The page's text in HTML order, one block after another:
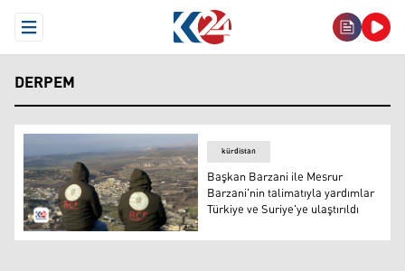
Open Menu
DERPEM
Başkan Barzani ile Mesrur ​​Barzani'nin talimatıyla
kürdistan
Başkan Barzani ile Mesrur ​​
Barzani'nin talimatıyla yardımlar
Türkiye ve Suriye'ye ulaştırıldı